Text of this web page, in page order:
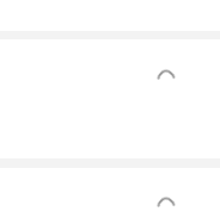
もっと見る
もっと見る